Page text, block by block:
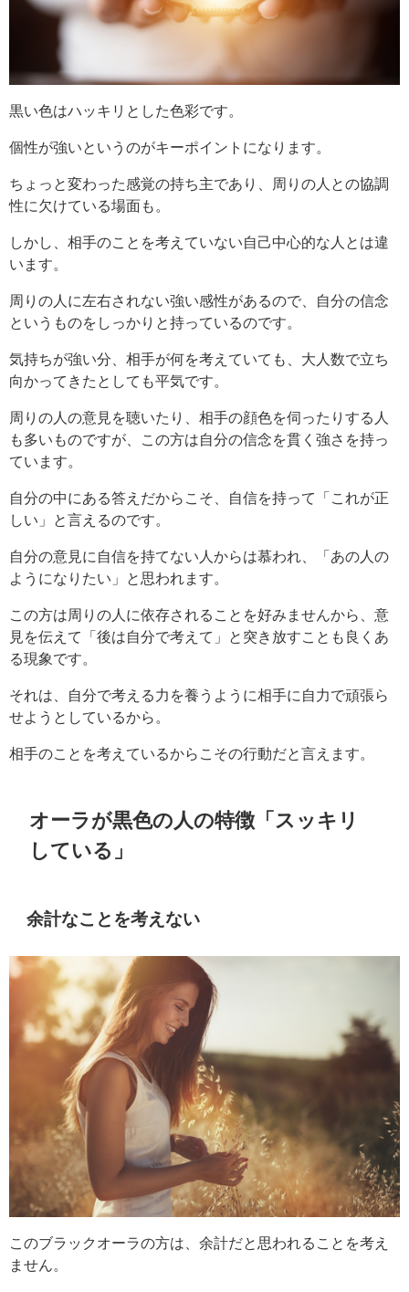
黒い色はハッキリとした色彩です。
個性が強いというのがキーポイントになります。
ちょっと変わった感覚の持ち主であり、周りの人との協調
性に欠けている場面も。
しかし、相手のことを考えていない自己中心的な人とは違
います。
周りの人に左右されない強い感性があるので、自分の信念
というものをしっかりと持っているのです。
気持ちが強い分、相手が何を考えていても、大人数で立ち
向かってきたとしても平気です。
周りの人の意見を聴いたり、相手の顔色を伺ったりする人
も多いものですが、この方は自分の信念を貫く強さを持っ
ています。
自分の中にある答えだからこそ、自信を持って「これが正
しい」と言えるのです。
自分の意見に自信を持てない人からは慕われ、「あの人の
ようになりたい」と思われます。
この方は周りの人に依存されることを好みませんから、意
見を伝えて「後は自分で考えて」と突き放すことも良くあ
る現象です。
それは、自分で考える力を養うように相手に自力で頑張ら
せようとしているから。
相手のことを考えているからこその行動だと言えます。
オーラが黒色の人の特徴「スッキリ
している」
余計なことを考えない
このブラックオーラの方は、余計だと思われることを考え
ません。